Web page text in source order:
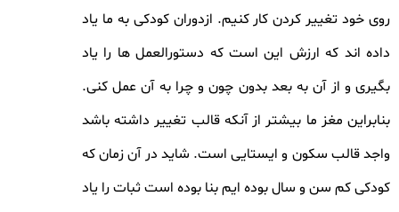
روی خود تغییر کردن کار کنیم. ازدوران کودکی به ما یاد
داده اند که ارزش این است که دستورالعمل ها را یاد
بگیری و از آن به بعد بدون چون و چرا به آن عمل کنی.
بنابراین مغز ما بیشتر از آنکه قالب تغییر داشته باشد
واجد قالب سکون و ایستایی است. شاید در آن زمان که
کودکی کم سن و سال بوده ایم بنا بوده است ثبات را یاد